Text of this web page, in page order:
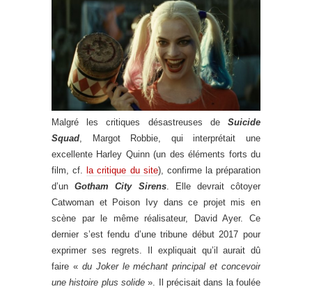
Malgré les critiques désastreuses de Suicide
Squad, Margot Robbie, qui interprétait une
excellente Harley Quinn (un des éléments forts du
film, cf. la critique du site), confirme la préparation
d’unGotham City Sirens. Elle devrait côtoyer
Catwoman et Poison Ivy dans ce projet mis en
scène par le même réalisateur, David Ayer. Ce
dernier s’est fendu d’une tribune début 2017 pour
exprimer ses regrets. Il expliquait qu’il aurait dû
faire « du Joker le méchant principal et concevoir
une histoire plus solide ». Il précisait dans la foulée